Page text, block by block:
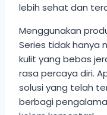
lebih sehat dan
Menggunakan
Series tidak hanya
kulit yang bebas
rasa percaya diri.
solusi yang telah
berbagi